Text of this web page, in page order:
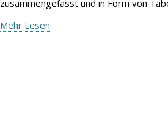
zusammengefasst und in Form von
Mehr Lesen